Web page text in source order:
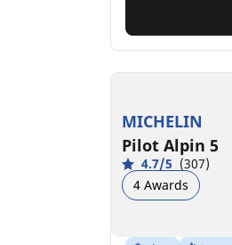
MICHELIN
Pilot Alpin 5
4.7/5 (307)
4 Awards